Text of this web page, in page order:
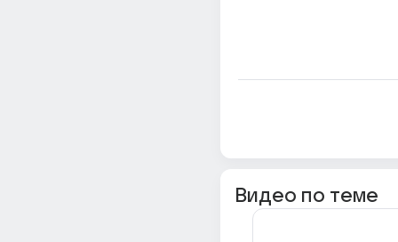
Видео по теме